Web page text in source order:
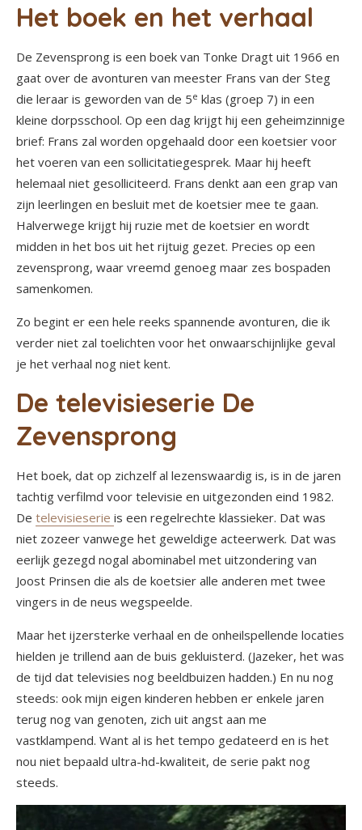
Het boek en het verhaal
De Zevensprong is een boek van Tonke Dragt uit 1966 en
gaat over de avonturen van meester Frans van der Steg
die leraar is geworden van de 5e klas (groep 7) in een
kleine dorpsschool. Op een dag krijgt hij een geheimzinnige
brief: Frans zal worden opgehaald door een koetsier voor
het voeren van een sollicitatiegesprek. Maar hij heeft
helemaal niet gesolliciteerd. Frans denkt aan een grap van
zijn leerlingen en besluit met de koetsier mee te gaan.
Halverwege krijgt hij ruzie met de koetsier en wordt
midden in het bos uit het rijtuig gezet. Precies op een
zevensprong, waar vreemd genoeg maar zes bospaden
samenkomen.
Zo begint er een hele reeks spannende avonturen, die ik
verder niet zal toelichten voor het onwaarschijnlijke geval
je het verhaal nog niet kent.
De televisieserie De
Zevensprong
Het boek, dat op zichzelf al lezenswaardig is, is in de jaren
tachtig verfilmd voor televisie en uitgezonden eind 1982.
De televisieserie is een regelrechte klassieker. Dat was
niet zozeer vanwege het geweldige acteerwerk. Dat was
eerlijk gezegd nogal abominabel met uitzondering van
Joost Prinsen die als de koetsier alle anderen met twee
vingers in de neus wegspeelde.
Maar het ijzersterke verhaal en de onheilspellende locaties
hielden je trillend aan de buis gekluisterd. (Jazeker, het was
de tijd dat televisies nog beeldbuizen hadden.) En nu nog
steeds: ook mijn eigen kinderen hebben er enkele jaren
terug nog van genoten, zich uit angst aan me
vastklampend. Want al is het tempo gedateerd en is het
nou niet bepaald ultra-hd-kwaliteit, de serie pakt nog
steeds.